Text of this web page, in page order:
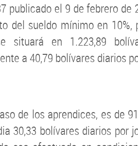
publicado el 9 de febrero
del sueldo mínimo en
situará en 1.223,89
a 40,79 bolívares diarios
de los aprendices, es de
30,33 bolívares diarios por